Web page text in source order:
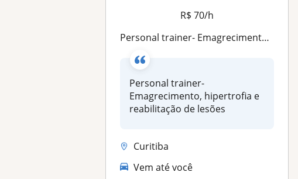
R$ 70/h
Personal trainer- Emagrecimento, hipertrofia e reabilitação de lesões
Personal trainer-
Emagrecimento, hipertrofia e
reabilitação de lesões
Curitiba
Vem até você